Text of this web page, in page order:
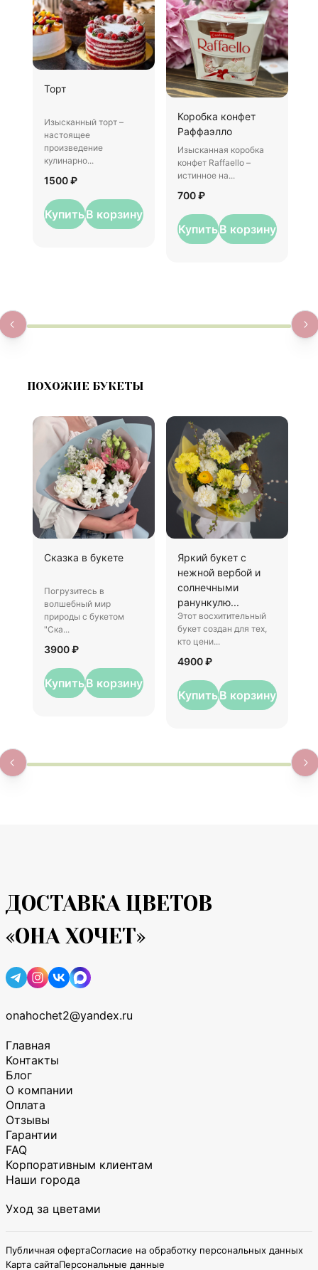
Торт
Изысканный торт –
настоящее
произведение
кулинарно...
1500 ₽
КупитьВ корзину
Коробка конфет
Раффаэлло
Изысканная коробка
конфет Raffaello –
истинное на...
700 ₽
КупитьВ корзину
ПОХОЖИЕ БУКЕТЫ
Сказка в букете
Погрузитесь в
волшебный мир
природы с букетом
"Ска...
3900 ₽
КупитьВ корзину
Яркий букет с
нежной вербой и
солнечными
ранункулю...
Этот восхитительный
букет создан для тех,
кто цени...
4900 ₽
КупитьВ корзину
ДОСТАВКА ЦВЕТОВ
«ОНА ХОЧЕТ»
onahochet2@yandex.ru
Главная
Контакты
Блог
О компании
Оплата
Отзывы
Гарантии
FAQ
Корпоративным клиентам
Наши города
Уход за цветами
Публичная офертаСогласие на обработку персональных данных
Карта сайтаПерсональные данные